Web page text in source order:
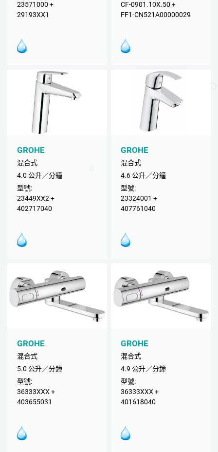
23571000 +
29193XX1
CF-0901.10X.50 +
FF1-CN521A00000029
GROHE
混合式
4.0 公升／分鐘
型號:
23449XX2 +
402717040
GROHE
混合式
4.6 公升／分鐘
型號:
23324001 +
407761040
GROHE
混合式
5.0 公升／分鐘
型號:
36333XXX +
403655031
GROHE
混合式
4.9 公升／分鐘
型號:
36333XXX +
401618040